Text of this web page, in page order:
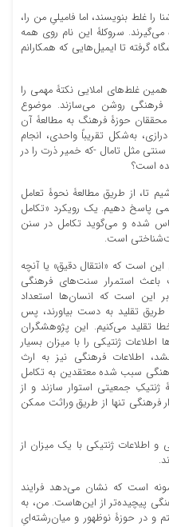
غلط بنویسند، اما فامیلیِ من را،
اشتباه می‌‏گیرند. سروکلۀ این نام روی همه
گرفته تا ایمیل‏‌هایی که همکارانم
غلط‏‌های املایی نکتۀ مهمی را
روشن می‏‌سازند. موضوع
حوزۀ فرهنگ به مطالعۀ آن
به‌شکل تقریباً واحدی، انجام
مثل تامال -که خمیر ذرت را در
است؟
تا، از طریق مطالعۀ نحوۀ تعامل
پاسخ دهیم. یک رویکرد «تکامل
شده و می‏‌گوید تکامل در سنن
است.
است که «انتقال دقیق» یا آنچه
معروف است باعث استمرار سنت‌های فرهنگی
بر این است که انسان‏‌ها استعداد
طریق تقلید به دست بیاورند، پس
تقلید می‏‌کنیم. این پژوهشگران
اطلاعات ژنتیکی را با میزان بسیار
اطلاعات فرهنگی نیز به ارث
سبب شده معتقدین به تکامل
ژنتیکِ جمعیتی استوار سازند و از
فرهنگی تنها از طریق وراثت ممکن
اطلاعات ژنتیکی با یک میزان از
است که نشان می‏‌دهد فرایند
پیچیده‌‏تر از این‏‌هاست. من، به
و در حوزۀ نوظهور و میان‏‌رشته‌‏ایِ